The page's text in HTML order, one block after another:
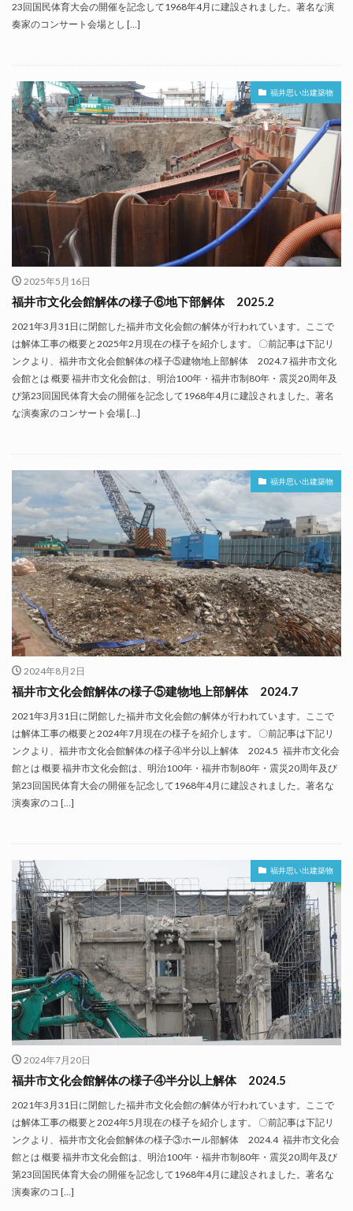
23回国民体育大会の開催を記念して1968年4月に建設されました。著名な演
奏家のコンサート会場とし […]
福井思い出建築物
2025年5月16日
福井市文化会館解体の様子⑥地下部解体 2025.2
2021年3月31日に閉館した福井市文化会館の解体が行われています。ここで
は解体工事の概要と2025年2月現在の様子を紹介します。 〇前記事は下記リ
ンクより、福井市文化会館解体の様子⑤建物地上部解体 2024.7 福井市文化
会館とは 概要 福井市文化会館は、明治100年・福井市制80年・震災20周年及
び第23回国民体育大会の開催を記念して1968年4月に建設されました。著名
な演奏家のコンサート会場 […]
福井思い出建築物
2024年8月2日
福井市文化会館解体の様子⑤建物地上部解体 2024.7
2021年3月31日に閉館した福井市文化会館の解体が行われています。ここで
は解体工事の概要と2024年7月現在の様子を紹介します。 〇前記事は下記リ
ンクより、福井市文化会館解体の様子④半分以上解体 2024.5 福井市文化会
館とは 概要 福井市文化会館は、明治100年・福井市制80年・震災20周年及び
第23回国民体育大会の開催を記念して1968年4月に建設されました。著名な
演奏家のコ […]
福井思い出建築物
2024年7月20日
福井市文化会館解体の様子④半分以上解体 2024.5
2021年3月31日に閉館した福井市文化会館の解体が行われています。ここで
は解体工事の概要と2024年5月現在の様子を紹介します。 〇前記事は下記リ
ンクより、福井市文化会館解体の様子③ホール部解体 2024.4 福井市文化会
館とは 概要 福井市文化会館は、明治100年・福井市制80年・震災20周年及び
第23回国民体育大会の開催を記念して1968年4月に建設されました。著名な
演奏家のコ […]